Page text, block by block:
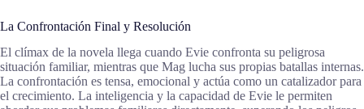
La Confrontación Final y Resolución
El clímax de la novela llega cuando Evie confronta su peligrosa
situación familiar, mientras que Mag lucha sus propias batallas internas.
La confrontación es tensa, emocional y actúa como un catalizador para
el crecimiento. La inteligencia y la capacidad de Evie le permiten